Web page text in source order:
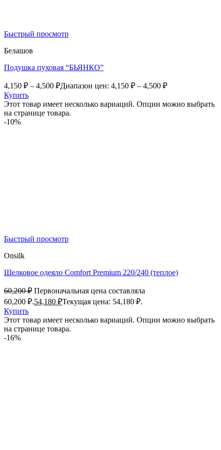
Быстрый просмотр
Белашов
Подушка пуховая “БЬЯНКО”
4,150 ₽ – 4,500 ₽Диапазон цен: 4,150 ₽ – 4,500 ₽
Купить
Этот товар имеет несколько вариаций. Опции можно выбрать
на странице товара.
-10%
Быстрый просмотр
Onsilk
Шелковое одеяло Comfort Premium 220/240 (теплое)
60,200₽ Первоначальная цена составляла
60,200 ₽.54,180 ₽Текущая цена: 54,180 ₽.
Купить
Этот товар имеет несколько вариаций. Опции можно выбрать
на странице товара.
-16%